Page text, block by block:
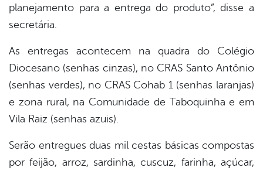
planejamento para a entrega do produto”, disse a
secretária.
As entregas acontecem na quadra do Colégio
Diocesano (senhas cinzas), no CRAS Santo Antônio
(senhas verdes), no CRAS Cohab 1 (senhas laranjas)
e zona rural, na Comunidade de Taboquinha e em
Vila Raiz (senhas azuis).
Serão entregues duas mil cestas básicas compostas
por feijão, arroz, sardinha, cuscuz, farinha, açúcar,